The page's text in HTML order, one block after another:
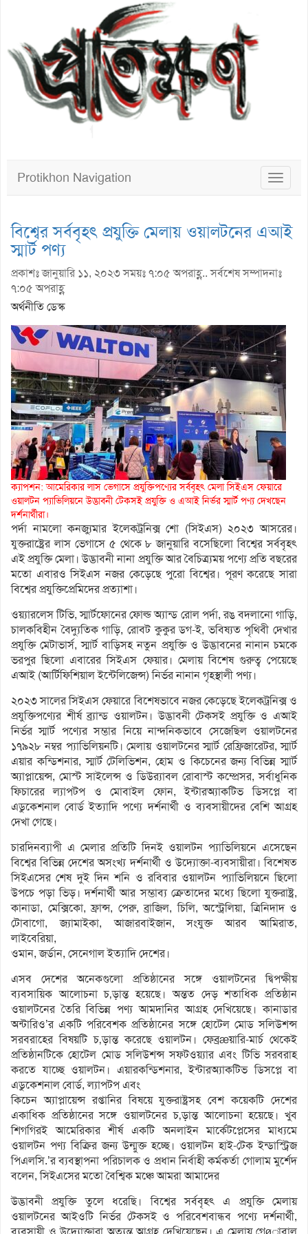
Toggle
Protikhon Navigation
বিশ্বের সর্ববৃহৎ প্রযুক্তি মেলায় ওয়ালটনের এআই
স্মার্ট পণ্য
প্রকাশঃ জানুয়ারি ১১, ২০২৩ সময়ঃ ৭:০৫ অপরাহ্ণ.. সর্বশেষ সম্পাদনাঃ
৭:০৫ অপরাহ্ণ
অর্থনীতি ডেস্ক
ক্যাপশন: আমেরিকার লাস ভেগাসে প্রযুক্তিপণ্যের সর্ববৃহৎ মেলা সিইএস ফেয়ারে
ওয়ালটন প্যাভিলিয়নে উদ্ভাবনী টেকসই প্রযুক্তি ও এআই নির্ভর স্মার্ট পণ্য দেখছেন
দর্শনার্থীরা।
পর্দা নামলো কনজ্যুমার ইলেকট্রনিক্স শো (সিইএস) ২০২৩ আসরের।
যুক্তরাষ্ট্রের লাস ভেগাসে ৫ থেকে ৮ জানুয়ারি বসেছিলো বিশ্বের সর্ববৃহৎ
এই প্রযুক্তি মেলা। উদ্ভাবনী নানা প্রযুক্তি আর বৈচিত্র্যময় পণ্যে প্রতি বছরের
মতো এবারও সিইএস নজর কেড়েছে পুরো বিশ্বের। পূরণ করেছে সারা
বিশ্বের প্রযুক্তিপ্রেমিদের প্রত্যাশা।
ওয়্যারলেস টিভি, স্মার্টফোনের ফোল্ড অ্যান্ড রোল পর্দা, রঙ বদলানো গাড়ি,
চালকবিহীন বৈদ্যুতিক গাড়ি, রোবট কুকুর ডগ-ই, ভবিষ্যত পৃথিবী দেখার
প্রযুক্তি মেটাভার্স, স্মার্ট বাড়িসহ নতুন প্রযুক্তি ও উদ্ভাবনের নানান চমকে
ভরপুর ছিলো এবারের সিইএস ফেয়ার। মেলায় বিশেষ গুরুত্ব পেয়েছে
এআই (আর্টিফিশিয়াল ইন্টেলিজেন্স) নির্ভর নানান গৃহস্থালী পণ্য।
২০২৩ সালের সিইএস ফেয়ারে বিশেষভাবে নজর কেড়েছে ইলেকট্রনিক্স ও
প্রযুক্তিপণ্যের শীর্ষ ব্র্যান্ড ওয়ালটন। উদ্ভাবনী টেকসই প্রযুক্তি ও এআই
নির্ভর স্মার্ট পণ্যের সম্ভার নিয়ে নান্দনিকভাবে সেজেছিল ওয়ালটনের
১৭৯২৮ নম্বর প্যাভিলিয়নটি। মেলায় ওয়ালটনের স্মার্ট রেফ্রিজারেটর, স্মার্ট
এয়ার কন্ডিশনার, স্মার্ট টেলিভিশন, হোম ও কিচেনের জন্য বিভিন্ন স্মার্ট
অ্যাপ্লায়েন্স, মোস্ট সাইলেন্স ও ডিউর‌্যাবল রোবাস্ট কম্প্রেসর, সর্বাধুনিক
ফিচারের ল্যাপটপ ও মোবাইল ফোন, ইন্টারঅ্যাকটিভ ডিসপ্লে বা
এডুকেশনাল বোর্ড ইত্যাদি পণ্যে দর্শনার্থী ও ব্যবসায়ীদের বেশি আগ্রহ
দেখা গেছে।
চারদিনব্যাপী এ মেলার প্রতিটি দিনই ওয়ালটন প্যাভিলিয়নে এসেছেন
বিশ্বের বিভিন্ন দেশের অসংখ্য দর্শনার্থী ও উদ্যোক্তা-ব্যবসায়ীরা। বিশেষত
সিইএসের শেষ দুই দিন শনি ও রবিবার ওয়ালটন প্যাভিলিয়নে ছিলো
উপচে পড়া ভিড়। দর্শনার্থী আর সম্ভাব্য ক্রেতাদের মধ্যে ছিলো যুক্তরাষ্ট্র,
কানাডা, মেক্সিকো, ফ্রান্স, পেরু, ব্রাজিল, চিলি, অস্ট্রেলিয়া, ত্রিনিদাদ ও
টোবাগো, জ্যামাইকা, আজারবাইজান, সংযুক্ত আরব আমিরাত,
লাইবেরিয়া,
ওমান, জর্ডান, সেনেগাল ইত্যাদি দেশের।
এসব দেশের অনেকগুলো প্রতিষ্ঠানের সঙ্গে ওয়ালটনের দ্বিপক্ষীয়
ব্যবসায়িক আলোচনা চ‚ড়ান্ত হয়েছে। অন্তত দেড় শতাধিক প্রতিষ্ঠান
ওয়ালটনের তৈরি বিভিন্ন পণ্য আমদানির আগ্রহ দেখিয়েছে। কানাডার
অন্টারিও’র একটি পরিবেশক প্রতিষ্ঠানের সঙ্গে হোটেল মোড সলিউশন্স
সরবরাহের বিষয়টি চ‚ড়ান্ত করেছে ওয়ালটন। ফেব্রæয়ারি-মার্চ থেকেই
প্রতিষ্ঠানটিকে হোটেল মোড সলিউশন্স সফটওয়্যার এবং টিভি সরবরাহ
করতে যাচ্ছে ওয়ালটন। এয়ারকন্ডিশনার, ইন্টারঅ্যাকটিভ ডিসপ্লে বা
এডুকেশনাল বোর্ড, ল্যাপটপ এবং
কিচেন অ্যাপ্লায়েন্স রপ্তানির বিষয়ে যুক্তরাষ্ট্রসহ বেশ কয়েকটি দেশের
একাধিক প্রতিষ্ঠানের সঙ্গে ওয়ালটনের চ‚ড়ান্ত আলোচনা হয়েছে। খুব
শিগগিরই আমেরিকার শীর্ষ একটি অনলাইন মার্কেটপ্লেসের মাধ্যমে
ওয়ালটন পণ্য বিক্রির জন্য উন্মুক্ত হচ্ছে। ওয়ালটন হাই-টেক ইন্ডাস্ট্রিজ
পিএলসি.’র ব্যবস্থাপনা পরিচালক ও প্রধান নির্বাহী কর্মকর্তা গোলাম মুর্শেদ
বলেন, সিইএসের মতো বৈশ্বিক মঞ্চে আমরা আমাদের
উদ্ভাবনী প্রযুক্তি তুলে ধরেছি। বিশ্বের সর্ববৃহৎ এ প্রযুক্তি মেলায়
ওয়ালটনের আইওটি নির্ভর টেকসই ও পরিবেশবান্ধব পণ্যে দর্শনার্থী,